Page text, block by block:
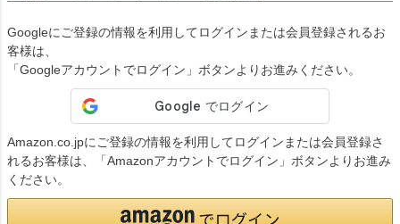
Googleにご登録の情報を利用してログインまたは会員登録されるお
客様は、
「Googleアカウントでログイン」ボタンよりお進みください。
Amazon.co.jpにご登録の情報を利用してログインまたは会員登録さ
れるお客様は、「Amazonアカウントでログイン」ボタンよりお進み
ください。